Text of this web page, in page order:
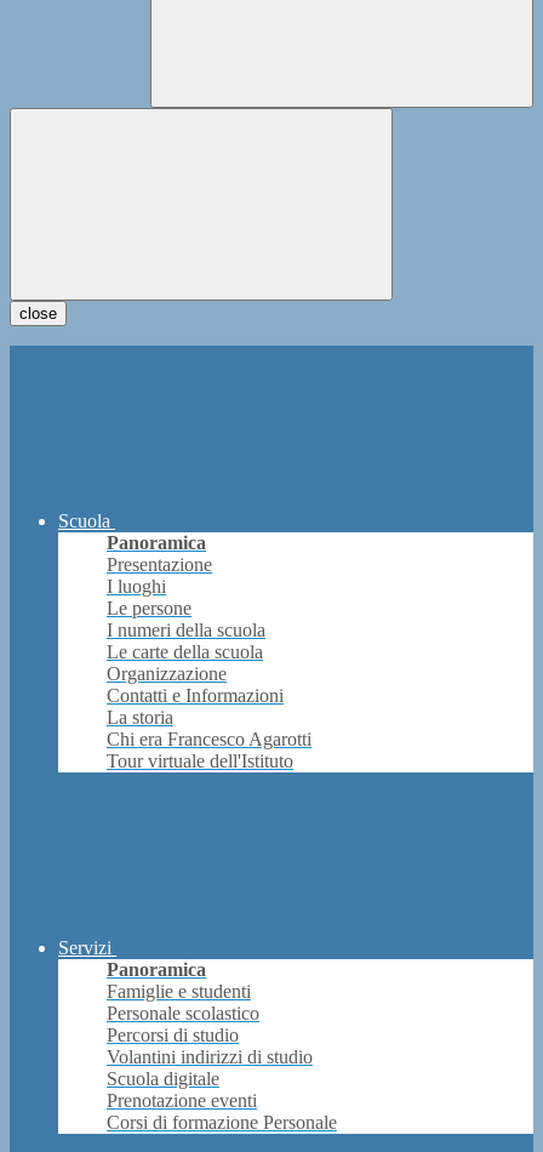
close
Scuola
Panoramica
Presentazione
I luoghi
Le persone
I numeri della scuola
Le carte della scuola
Organizzazione
Contatti e Informazioni
La storia
Chi era Francesco Agarotti
Tour virtuale dell'Istituto
Servizi
Panoramica
Famiglie e studenti
Personale scolastico
Percorsi di studio
Volantini indirizzi di studio
Scuola digitale
Prenotazione eventi
Corsi di formazione Personale